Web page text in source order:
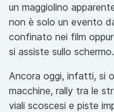
un maggiolino
non è solo un evento
confinato nei film
si assiste sullo schermo.
Ancora oggi, infatti, si
macchine, rally tra le
viali scoscesi e piste